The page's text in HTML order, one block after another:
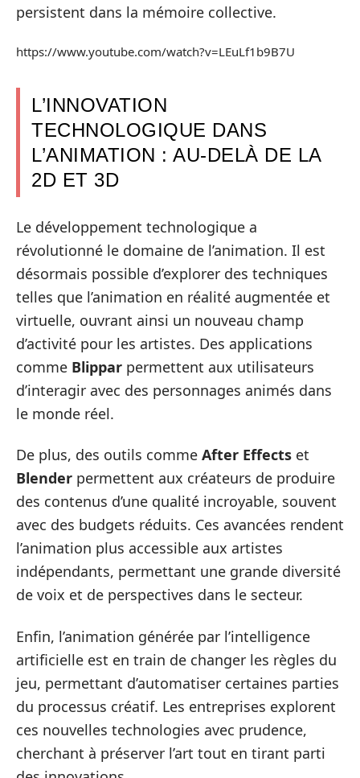
persistent dans la mémoire collective.
https://www.youtube.com/watch?v=LEuLf1b9B7U
L’INNOVATION
TECHNOLOGIQUE DANS
L’ANIMATION : AU-DELÀ DE LA
2D ET 3D
Le développement technologique a
révolutionné le domaine de l’animation. Il est
désormais possible d’explorer des techniques
telles que l’animation en réalité augmentée et
virtuelle, ouvrant ainsi un nouveau champ
d’activité pour les artistes. Des applications
comme Blippar permettent aux utilisateurs
d’interagir avec des personnages animés dans
le monde réel.
De plus, des outils comme After Effects et
Blender permettent aux créateurs de produire
des contenus d’une qualité incroyable, souvent
avec des budgets réduits. Ces avancées rendent
l’animation plus accessible aux artistes
indépendants, permettant une grande diversité
de voix et de perspectives dans le secteur.
Enfin, l’animation générée par l’intelligence
artificielle est en train de changer les règles du
jeu, permettant d’automatiser certaines parties
du processus créatif. Les entreprises explorent
ces nouvelles technologies avec prudence,
cherchant à préserver l’art tout en tirant parti